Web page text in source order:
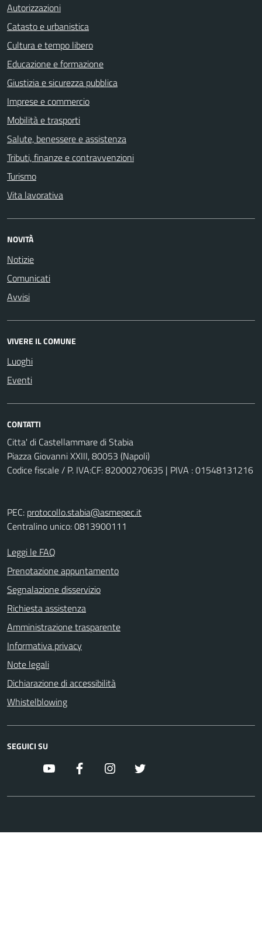
Autorizzazioni
Catasto e urbanistica
Cultura e tempo libero
Educazione e formazione
Giustizia e sicurezza pubblica
Imprese e commercio
Mobilità e trasporti
Salute, benessere e assistenza
Tributi, finanze e contravvenzioni
Turismo
Vita lavorativa
NOVITÀ
Notizie
Comunicati
Avvisi
VIVERE IL COMUNE
Luoghi
Eventi
CONTATTI
Citta' di Castellammare di Stabia
Piazza Giovanni XXIII, 80053 (Napoli)
Codice fiscale / P. IVA:CF: 82000270635 | PIVA : 01548131216
PEC: protocollo.stabia@asmepec.it
Centralino unico: 0813900111
Leggi le FAQ
Prenotazione appuntamento
Segnalazione disservizio
Richiesta assistenza
Amministrazione trasparente
Informativa privacy
Note legali
Dichiarazione di accessibilità
Whistelblowing
SEGUICI SU
youtube facebook instagram